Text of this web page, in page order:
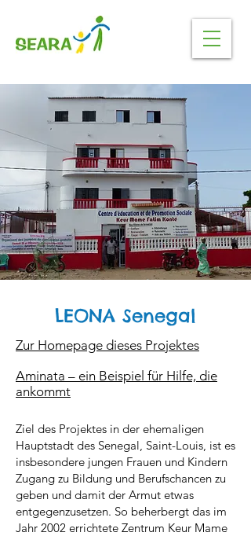
LEONA Senegal
Zur Homepage dieses Projektes
Aminata – ein Beispiel für Hilfe, die
ankommt
Ziel des Projektes in der ehemaligen
Hauptstadt des Senegal, Saint-Louis, ist es
insbesondere jungen Frauen und Kindern
Zugang zu Bildung und Berufschancen zu
geben und damit der Armut etwas
entgegenzusetzen. So beherbergt das im
Jahr 2002 errichtete Zentrum Keur Mame